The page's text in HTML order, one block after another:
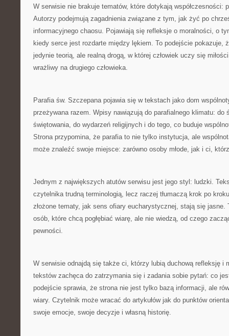
W serwisie nie brakuje tematów, które dotykają współczesności:
Autorzy podejmują zagadnienia związane z tym, jak żyć po
informacyjnego chaosu. Pojawiają się refleksje o moralności, o
kiedy serce jest rozdarte między lękiem. To podejście pokazuje,
jedynie teorią, ale realną drogą, w której człowiek uczy się
wrażliwy na drugiego człowieka.
Parafia św. Szczepana pojawia się w tekstach jako dom
przeżywana razem. Wpisy nawiązują do parafialnego klimatu: do
świętowania, do wydarzeń religijnych i do tego, co buduje
Strona przypomina, że parafia to nie tylko instytucja, ale
może znaleźć swoje miejsce: zarówno osoby młode, jak i ci,
Jednym z największych atutów serwisu jest jego styl: ludzki.
czytelnika trudną terminologią, lecz raczej tłumaczą krok po
złożone tematy, jak sens ofiary eucharystycznej, stają się jasne.
osób, które chcą pogłębiać wiarę, ale nie wiedzą, od czego
pewności.
W serwisie odnajdą się także ci, którzy lubią duchową refleksję i
tekstów zachęca do zatrzymania się i zadania sobie pytań: co
podejście sprawia, że strona nie jest tylko bazą informacji, ale
wiary. Czytelnik może wracać do artykułów jak do punktów
swoje emocje, swoje decyzje i własną historię.